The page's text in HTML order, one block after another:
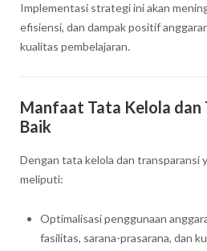
Implementasi strategi ini akan
efisiensi, dan dampak positif
kualitas pembelajaran.
Manfaat Tata Kelola dan
Baik
Dengan tata kelola dan transparansi
meliputi:
Optimalisasi penggunaan
fasilitas, sarana-prasarana, dan